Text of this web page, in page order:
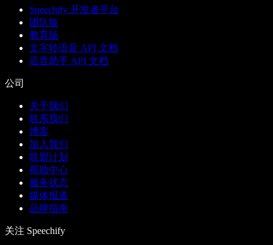
Speechify 开发者平台
团队版
教育版
文字转语音 API 文档
语音助手 API 文档
公司
关于我们
联系我们
博客
加入我们
联盟计划
帮助中心
服务状态
媒体报道
品牌指南
关注 Speechify